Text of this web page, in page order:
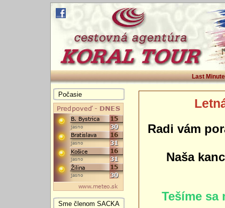
Last Minute
Radi vám
Naša
Tešíme sa
Počasie
Sme členom SACKA